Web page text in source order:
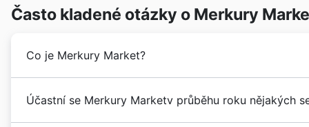
Koupelnové vybavení – Proměna koupelny je snem
atraktivních slevových akcí. Nenechte si ujít Merkury
které jsou často součástí sezónních výprodejů a akcí.
venkovního osvětlení za neodolatelné ceny.
Často kladené otázky o Merkury
Co je Merkury Market?
sahající až do roku 1991. Zrodili se z vize
nábytkua bytových doplňků, které uspokojí i ty
Účastní se Merkury Marketv průběhu roku nějakých